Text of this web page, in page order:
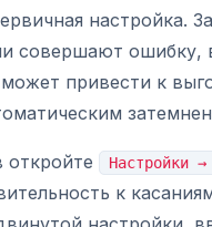
настройка.
совершают
привести к
откройте Настройки
к